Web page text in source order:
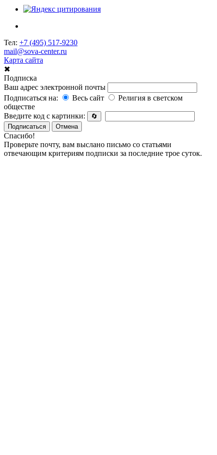
Тел: +7 (495) 517-9230
mail@sova-center.ru
Карта сайта
✖
Подписка
Ваш адрес электронной почты
Подписаться на:
Весь сайт
Религия в светском
обществе
Введите код с картинки:
🔄
Подписаться
Отмена
Спасибо!
Проверьте почту, вам выслано письмо со статьями
отвечающим критериям подписки за последние трое суток.